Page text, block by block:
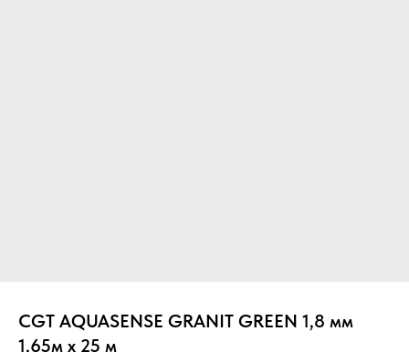
CGT AQUASENSE GRANIT GREEN 1,8 мм
1,65м х 25 м